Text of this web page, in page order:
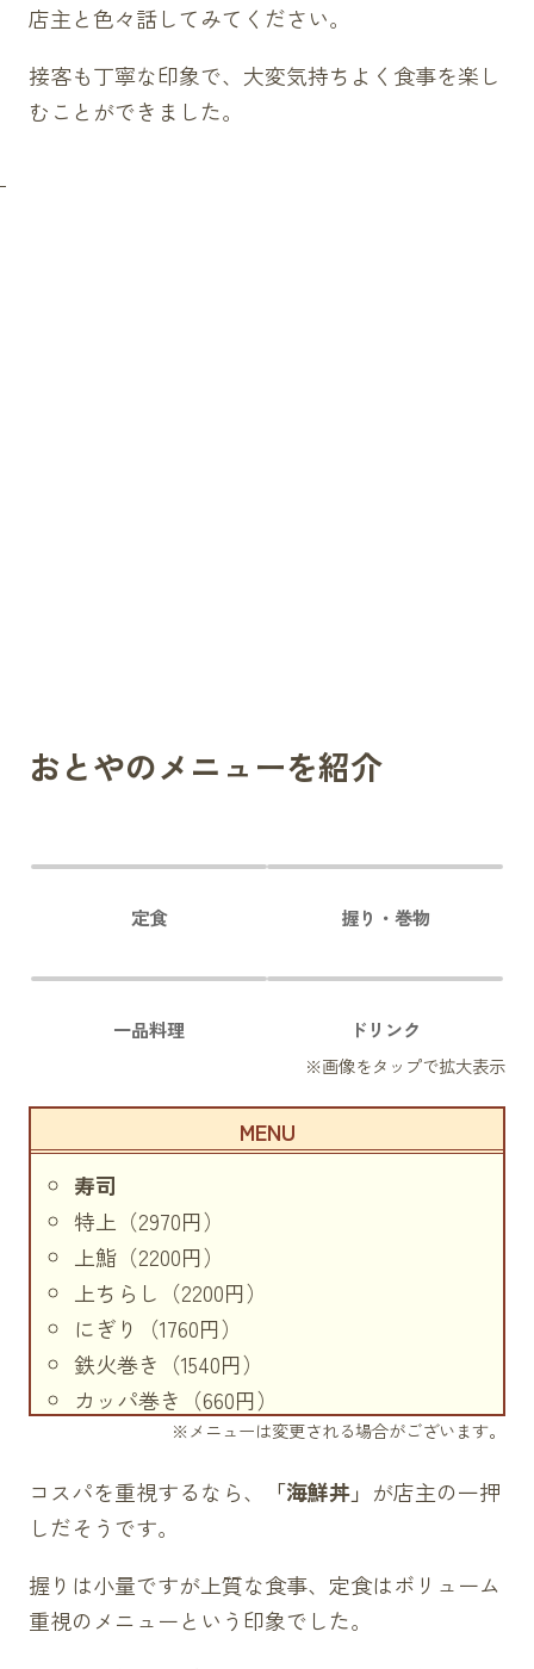
店主と色々話してみてください。
接客も丁寧な印象で、大変気持ちよく食事を楽し
むことができました。
おとやのメニューを紹介
定食 握り・巻物
一品料理 ドリンク
寿司
特上（2970円）
上鮨（2200円）
上ちらし（2200円）
にぎり（1760円）
鉄火巻き（1540円）
カッパ巻き（660円）
三色寿司（1430円）
てこね寿司（1320円）
天巻き（1540円）
お好みにぎり（330円～）
定食
※メニューは変更される場合がございます。
コスパを重視するなら、 「海鮮丼」 が店主の一押
しだそうです。
握りは小量ですが上質な食事、定食はボリューム
重視のメニューという印象でした。